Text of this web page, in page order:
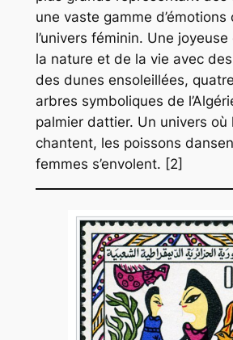
une vaste gamme d’émotions
l’univers féminin. Une
la nature et de la vie avec
des dunes ensoleillées,
arbres symboliques de
palmier dattier. Un univers où
chantent, les poissons
femmes s’envolent. [2]